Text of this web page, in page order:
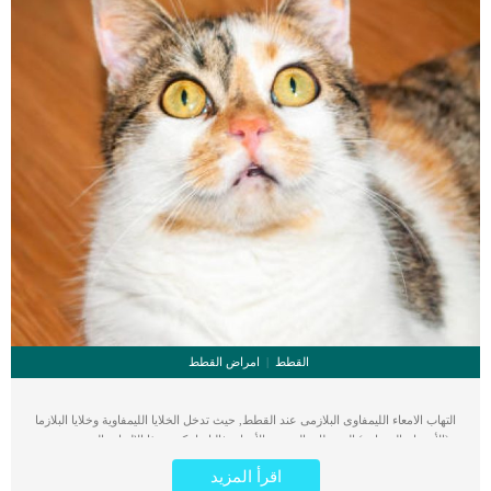
القطط امراض القطط
التهاب الامعاء الليمفاوى البلازمى عند القطط, حيث تدخل الخلايا الليمفاوية وخلايا البلازما
(الأجسام المضادة) إلى بطانة المعدة والأمعاء. غالبا ما يكون هذا الالتهاب المعوى نتيجة
استجابة مناعية غير طبيعية للمحفزات البيئية بسبب فقدان التنظيم المناعي الطبيعي. اقرأ
اقرأ المزيد